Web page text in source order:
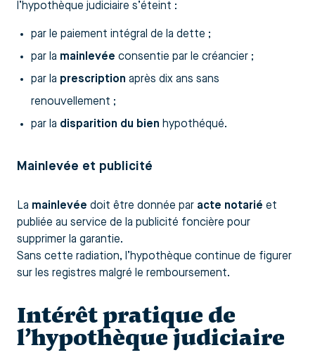
l’hypothèque judiciaire s’éteint :
par le paiement intégral de la dette ;
par la mainlevée consentie par le créancier ;
par la prescription après dix ans sans
renouvellement ;
par la disparition du bien hypothéqué.
Mainlevée et publicité
La mainlevée doit être donnée par acte notarié et
publiée au service de la publicité foncière pour
supprimer la garantie.
Sans cette radiation, l’hypothèque continue de figurer
sur les registres malgré le remboursement.
Intérêt pratique de
l’hypothèque judiciaire